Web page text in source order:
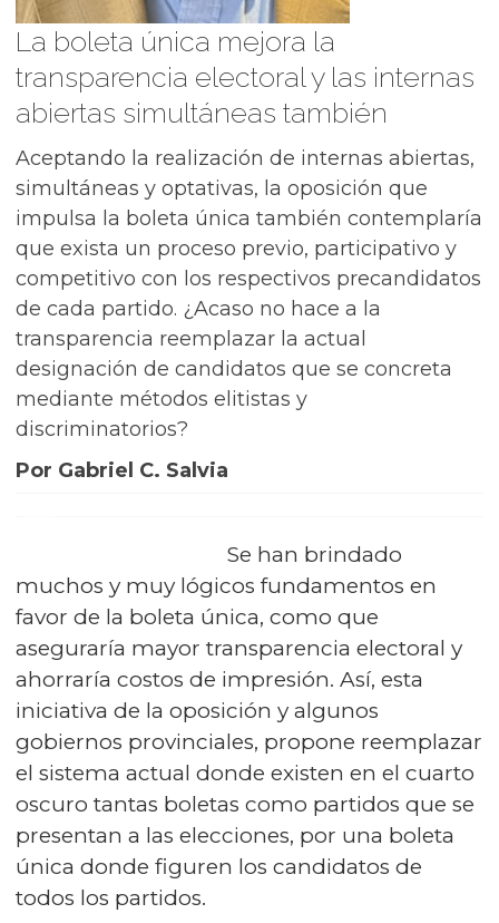
La boleta única mejora la
transparencia electoral y las internas
abiertas simultáneas también
Aceptando la realización de internas abiertas,
simultáneas y optativas, la oposición que
impulsa la boleta única también contemplaría
que exista un proceso previo, participativo y
competitivo con los respectivos precandidatos
de cada partido. ¿Acaso no hace a la
transparencia reemplazar la actual
designación de candidatos que se concreta
mediante métodos elitistas y
discriminatorios?
Por Gabriel C. Salvia
Se han brindado
muchos y muy lógicos fundamentos en
favor de la boleta única, como que
aseguraría mayor transparencia electoral y
ahorraría costos de impresión. Así, esta
iniciativa de la oposición y algunos
gobiernos provinciales, propone reemplazar
el sistema actual donde existen en el cuarto
oscuro tantas boletas como partidos que se
presentan a las elecciones, por una boleta
única donde figuren los candidatos de
todos los partidos.